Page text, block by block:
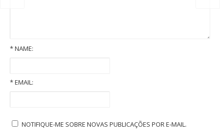
*NAME:
*EMAIL:
NOTIFIQUE-ME SOBRE NOVAS PUBLICAÇÕES POR E-MAIL.